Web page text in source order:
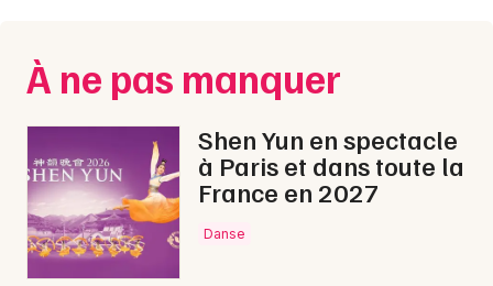
Concerts
Sports
Soirées
Sorties famille
Nice
Paris
Strasbourg
Toulouse
Toutes les villes
À ne pas manquer
Shen Yun en spectacle
à Paris et dans toute la
France en 2027
Danse